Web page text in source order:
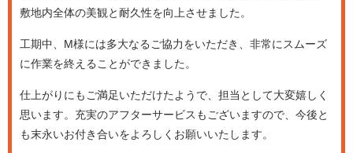
敷地内全体の美観と耐久性を向上させました。
工期中、M様には多大なるご協力をいただき、非常にスムーズ
に作業を終えることができました。
仕上がりにもご満足いただけたようで、担当として大変嬉しく
思います。充実のアフターサービスもございますので、今後と
も末永いお付き合いをよろしくお願いいたします。